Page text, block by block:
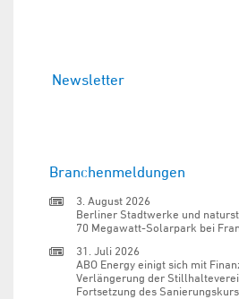
Newsletter
Branchenmeldungen
3. August 2026
Berliner Stadtwerke und
70 Megawatt-Solarpark bei
31. Juli 2026
ABO Energy einigt sich mit
Verlängerung der
Fortsetzung des